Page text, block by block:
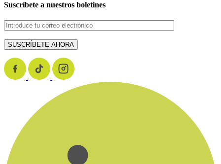
Suscríbete a nuestros boletines